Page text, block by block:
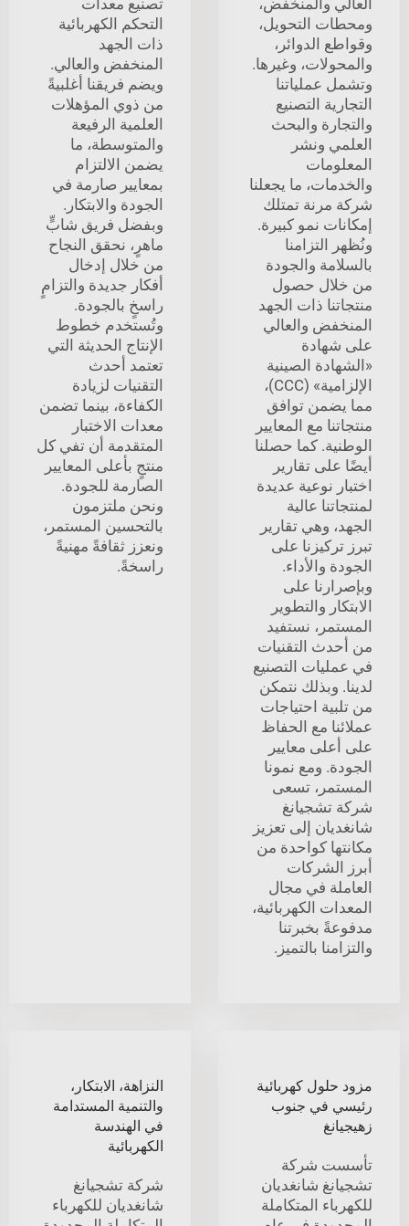
ومحطات التحويل،
وقواطع الدوائر،
والمحولات، وغيرها.
وتشمل عملياتنا
التجارية التصنيع
والتجارة والبحث
العلمي ونشر
المعلومات
والخدمات، ما يجعلنا
شركة مرنة تمتلك
إمكانات نمو كبيرة.
ونُظهر التزامنا
بالسلامة والجودة
من خلال حصول
منتجاتنا ذات الجهد
المنخفض والعالي
على شهادة
«الشهادة الصينية
الإلزامية» (CCC)،
مما يضمن توافق
منتجاتنا مع المعايير
الوطنية. كما حصلنا
أيضًا على تقارير
اختبار نوعية عديدة
لمنتجاتنا عالية
الجهد، وهي تقارير
تبرز تركيزنا على
الجودة والأداء.
وبإصرارنا على
الابتكار والتطوير
المستمر، نستفيد
من أحدث التقنيات
في عمليات التصنيع
لدينا. وبذلك نتمكن
من تلبية احتياجات
عملائنا مع الحفاظ
على أعلى معايير
الجودة. ومع نمونا
المستمر، تسعى
شركة تشجيانغ
شانغديان إلى تعزيز
مكانتها كواحدة من
أبرز الشركات
العاملة في مجال
المعدات الكهربائية،
مدفوعةً بخبرتنا
والتزامنا بالتميز.
التحكم الكهربائية
ذات الجهد
المنخفض والعالي.
ويضم فريقنا أغلبيةً
من ذوي المؤهلات
العلمية الرفيعة
والمتوسطة، ما
يضمن الالتزام
بمعايير صارمة في
الجودة والابتكار.
وبفضل فريق شابٍّ
ماهرٍ، نحقق النجاح
من خلال إدخال
أفكار جديدة والتزامٍ
راسخٍ بالجودة.
وتُستخدم خطوط
الإنتاج الحديثة التي
تعتمد أحدث
التقنيات لزيادة
الكفاءة، بينما تضمن
معدات الاختبار
المتقدمة أن تفي كل
منتجٍ بأعلى المعايير
الصارمة للجودة.
ونحن ملتزمون
بالتحسين المستمر،
ونعزز ثقافةً مهنيةً
راسخةً.
مزود حلول كهربائية
رئيسي في جنوب
زهيجيانغ
تأسست شركة
تشجيانغ شانغديان
للكهرباء المتكاملة
النزاهة، الابتكار،
والتنمية المستدامة
في الهندسة
الكهربائية
شركة تشجيانغ
شانغديان للكهرباء